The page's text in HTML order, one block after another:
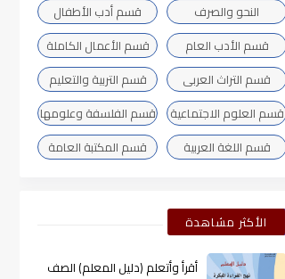
النحو والصرف
قسم أدب الأطفال
قسم الأدب العام
قسم الأعمال الكاملة
قسم التراث العربى
قسم التربية والتعليم
قسم العلوم الاجتماعية
قسم الفلسفة وعلومها
قسم اللغة العربية
قسم المكتبة العامة
الأكثر مشاهدة
أقرأ وأتعلم (دليل المعلم) الصف